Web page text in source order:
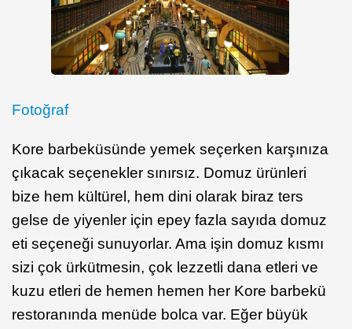
Fotoğraf
Kore barbeküsünde yemek seçerken karşınıza
çıkacak seçenekler sınırsız. Domuz ürünleri
bize hem kültürel, hem dini olarak biraz ters
gelse de yiyenler için epey fazla sayıda domuz
eti seçeneği sunuyorlar. Ama işin domuz kısmı
sizi çok ürkütmesin, çok lezzetli dana etleri ve
kuzu etleri de hemen hemen her Kore barbekü
restoranında menüde bolca var. Eğer büyük